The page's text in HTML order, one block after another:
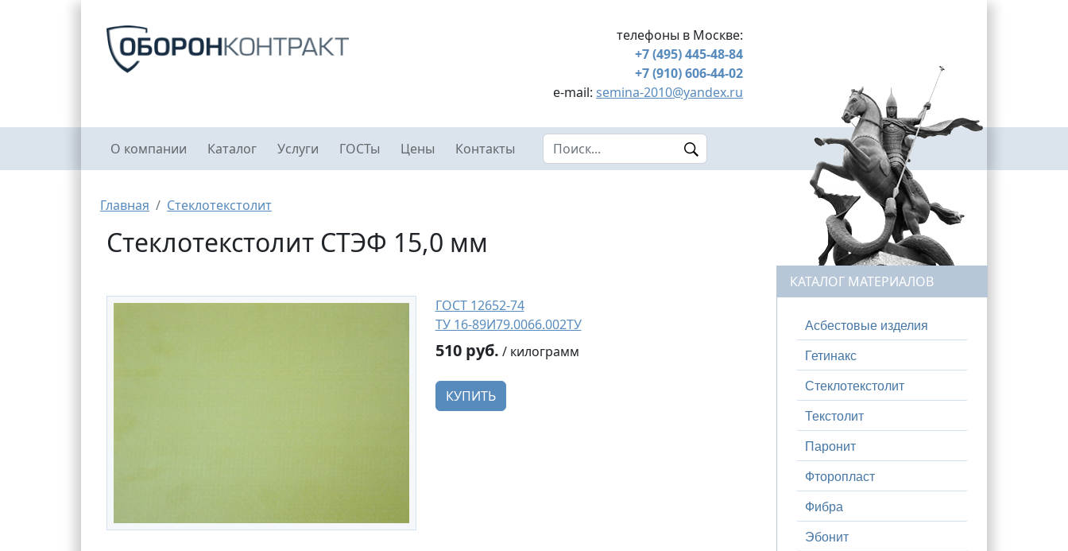
телефоны в Москве:
+7 (495) 445-48-84
+7 (910) 606-44-02
e-mail: semina-2010@yandex.ru
Главное меню
О компании Каталог Услуги ГОСТы Цены Контакты Search this site
Строка навигации
Главная Стеклотекстолит
Стеклотекстолит СТЭФ 15,0 мм
ГОСТ 12652-74
ТУ 16-89И79.0066.002ТУ
510 руб. / килограмм
КУПИТЬ
КАТАЛОГ МАТЕРИАЛОВ
Асбестовые изделия
Гетинакс
Стеклотекстолит
Текстолит
Паронит
Фторопласт
Фибра
Эбонит